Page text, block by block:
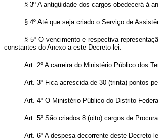
§ 3º A antigüidade dos cargos obedecerá à
§ 4º Até que seja criado o Serviço de
§ 5º O vencimento e respectiva
constantes do Anexo a este Decreto-lei.
Art. 2º A carreira do Ministério Público dos
Art. 3º Fica acrescida de 30 (trinta) pontos
Art. 4º O Ministério Público do Distrito
Art. 5º São criados 8 (oito) cargos de
Art. 6º A despesa decorrente deste